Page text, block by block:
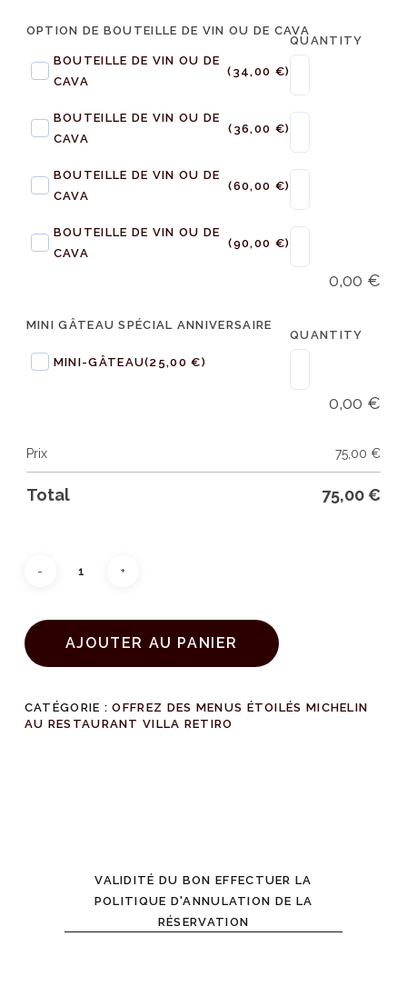
OPTION DE BOUTEILLE DE VIN OU DE CAVA
BOUTEILLE DE VIN OU DE
CAVA
(34,00 €)
QUANTITY
BOUTEILLE DE VIN OU DE
CAVA
(36,00 €)
BOUTEILLE DE VIN OU DE
CAVA
(60,00 €)
BOUTEILLE DE VIN OU DE
CAVA
(90,00 €)
0,00 €
MINI GÂTEAU SPÉCIAL ANNIVERSAIRE
MINI-GÂTEAU(25,00 €)
QUANTITY
0,00 €
Prix 75,00€
Total 75,00€
AJOUTER AU PANIER
CATÉGORIE :OFFREZ DES MENUS ÉTOILÉS MICHELIN
AU RESTAURANT VILLA RETIRO
VALIDITÉ DU BON EFFECTUER LA
POLITIQUE D'ANNULATION DE LA
RÉSERVATION